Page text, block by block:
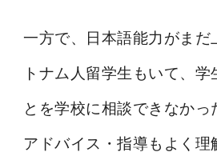
一方で、日本語能力がまだ
トナム人留学生もいて、
とを学校に相談できなか
アドバイス・指導もよく